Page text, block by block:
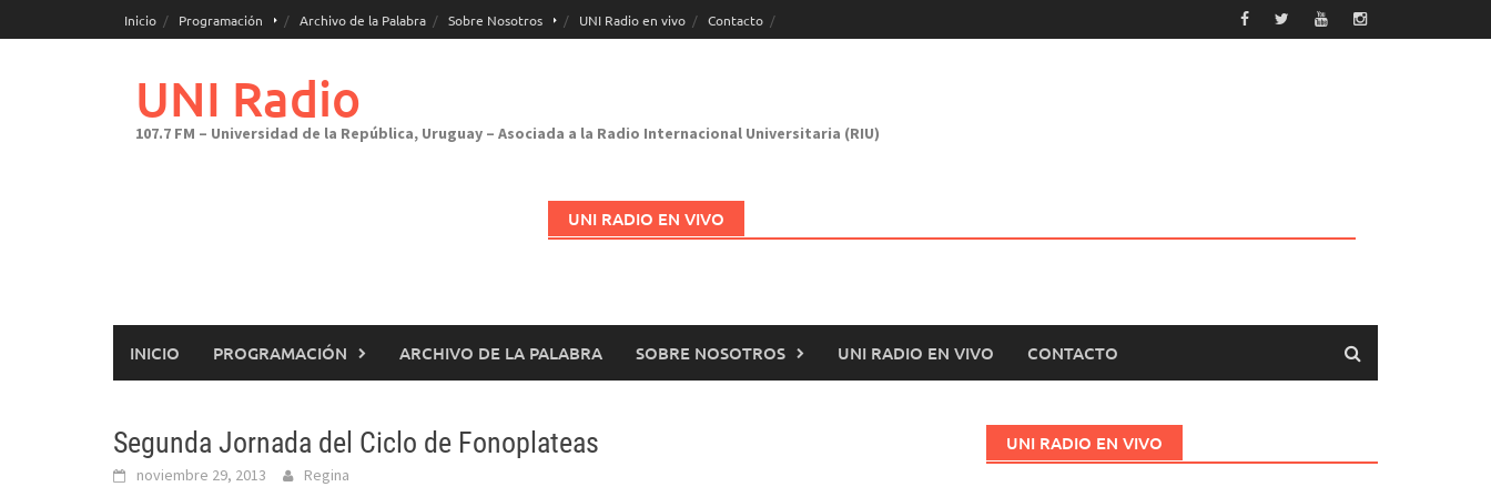
al
Inicio Programación Archivo de la Palabra Sobre Nosotros UNI Radio en vivo Contacto
UNI Radio
107.7 FM – Universidad de la República, Uruguay – Asociada a la Radio Internacional Universitaria (RIU)
UNI RADIO EN VIVO
INICIO PROGRAMACIÓN ARCHIVO DE LA PALABRA SOBRE NOSOTROS UNI RADIO EN VIVO CONTACTO
Segunda Jornada del Ciclo de Fonoplateas
noviembre 29, 2013 Regina
UNI RADIO EN VIVO